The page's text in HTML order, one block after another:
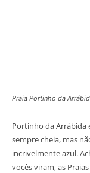
Praia Portinho da
Portinho da Arrábida
sempre cheia, mas
incrivelmente azul.
vocês viram, as